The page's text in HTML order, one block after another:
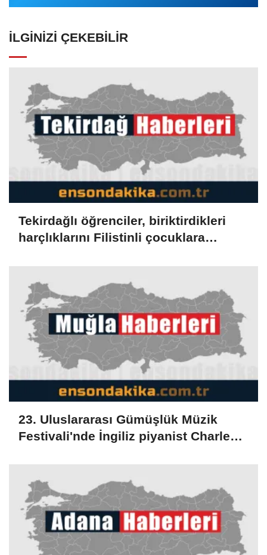
İLGINIZI ÇEKEBILIR
Tekirdağlı öğrenciler, biriktirdikleri
harçlıklarını Filistinli çocuklara
23. Uluslararası Gümüşlük Müzik
Festivali'nde İngiliz piyanist Charles